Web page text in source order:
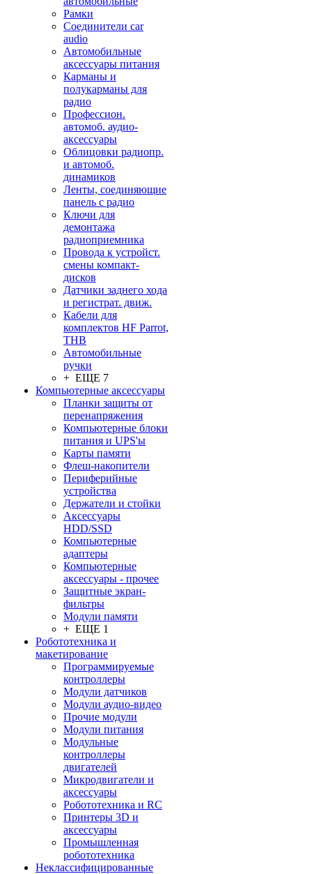
Рамки
Соединители car
audio
Автомобильные
аксессуары питания
Карманы и
полукарманы для
радио
Профессион.
автомоб. аудио-
аксессуары
Облицовки радиопр.
и автомоб.
динамиков
Ленты, соединяющие
панель с радио
Ключи для
демонтажа
радиоприемника
Провода к устройст.
смены компакт-
дисков
Датчики заднего хода
и регистрат. движ.
Кабели для
комплектов HF Parrot,
THB
Автомобильные
ручки
+ ЕЩЕ 7
Компьютерные аксессуары
Планки защиты от
перенапряжения
Компьютерные блоки
питания и UPS'ы
Карты памяти
Флеш-накопители
Периферийные
устройства
Держатели и стойки
Аксессуары
HDD/SSD
Компьютерные
адаптеры
Компьютерные
аксессуары - прочее
Защитные экран-
фильтры
Модули памяти
+ ЕЩЕ 1
Робототехника и
макетирование
Программируемые
контроллеры
Модули датчиков
Модули аудио-видео
Прочие модули
Модули питания
Модульные
контроллеры
двигателей
Микродвигатели и
аксессуары
Робототехника и RC
Принтеры 3D и
аксессуары
Промышленная
робототехника
Неклассифицированные